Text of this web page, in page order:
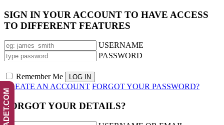
SIGN IN YOUR ACCOUNT TO HAVE ACCESS
TO DIFFERENT FEATURES
USERNAME
PASSWORD
Remember Me
CREATE AN ACCOUNT FORGOT YOUR PASSWORD?
FORGOT YOUR DETAILS?